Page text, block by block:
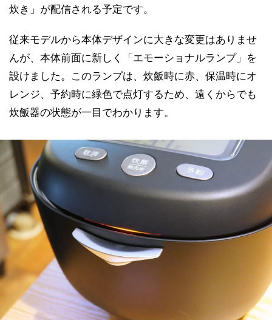
炊き」が配信される予定です。
従来モデルから本体デザインに大きな変更はありませ
んが、本体前面に新しく「エモーショナルランプ」を
設けました。このランプは、炊飯時に赤、保温時にオ
レンジ、予約時に緑色で点灯するため、遠くからでも
炊飯器の状態が一目でわかります。